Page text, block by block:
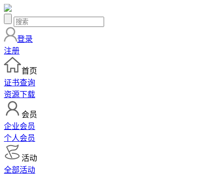
登录
注册
首页
证书查询
资源下载
会员
企业会员
个人会员
活动
全部活动